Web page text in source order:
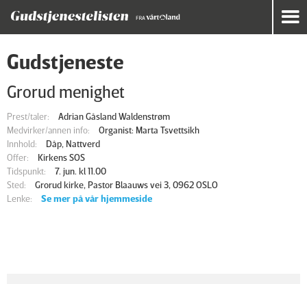
Gudstjeneste
Grorud menighet
Prest/taler:
Adrian Gåsland Waldenstrøm
Medvirker/annen info:
Organist: Marta Tsvettsikh
Innhold:
Dåp, Nattverd
Offer:
Kirkens SOS
Tidspunkt:
7. jun. kl 11.00
Sted:
Grorud kirke, Pastor Blaauws vei 3, 0962 OSLO
Lenke:
Se mer på vår hjemmeside